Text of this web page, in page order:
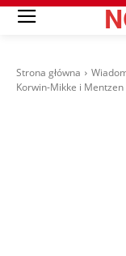
Strona główna
Korwin-Mikke i